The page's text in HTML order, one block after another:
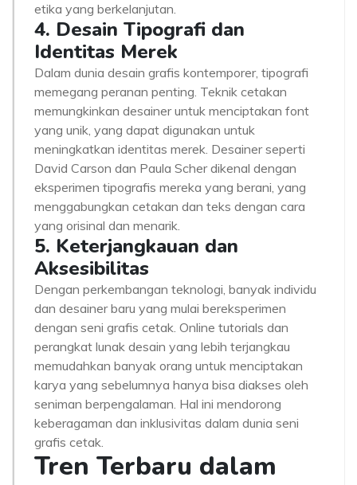
etika yang berkelanjutan.
4. Desain Tipografi dan
Identitas Merek
Dalam dunia desain grafis kontemporer, tipografi
memegang peranan penting. Teknik cetakan
memungkinkan desainer untuk menciptakan font
yang unik, yang dapat digunakan untuk
meningkatkan identitas merek. Desainer seperti
David Carson dan Paula Scher dikenal dengan
eksperimen tipografis mereka yang berani, yang
menggabungkan cetakan dan teks dengan cara
yang orisinal dan menarik.
5. Keterjangkauan dan
Aksesibilitas
Dengan perkembangan teknologi, banyak individu
dan desainer baru yang mulai bereksperimen
dengan seni grafis cetak. Online tutorials dan
perangkat lunak desain yang lebih terjangkau
memudahkan banyak orang untuk menciptakan
karya yang sebelumnya hanya bisa diakses oleh
seniman berpengalaman. Hal ini mendorong
keberagaman dan inklusivitas dalam dunia seni
grafis cetak.
Tren Terbaru dalam